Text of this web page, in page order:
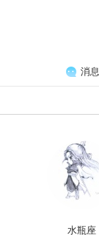
消息
水瓶座